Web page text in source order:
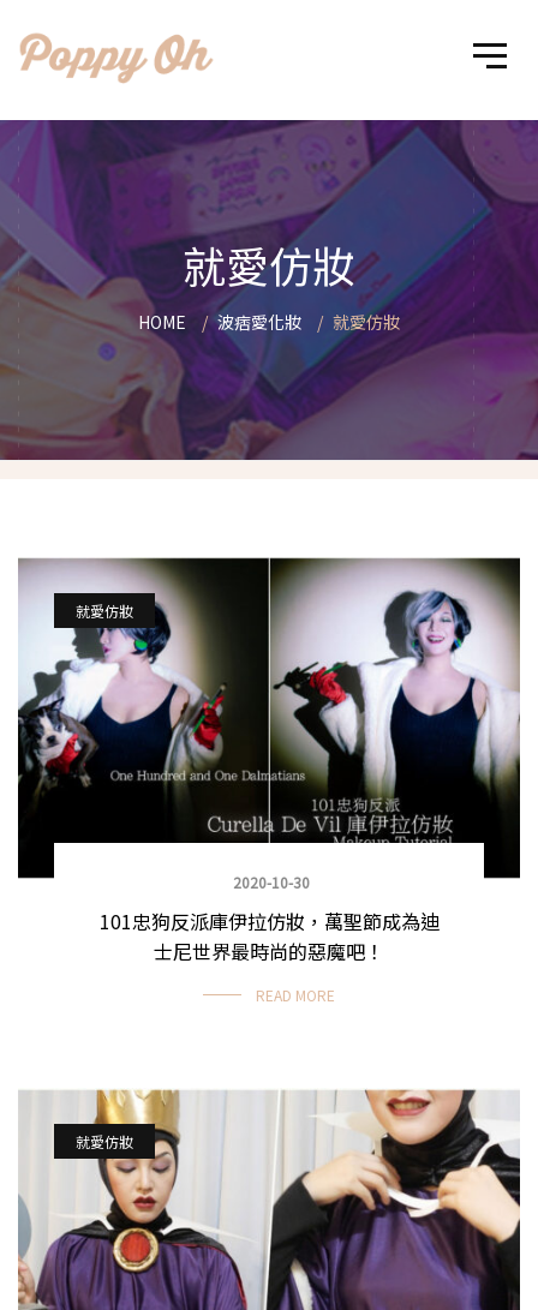
就愛仿妝
HOME 波痞愛化妝 就愛仿妝
就愛仿妝
2020-10-30
101忠狗反派庫伊拉仿妝，萬聖節成為迪
士尼世界最時尚的惡魔吧！
READ MORE
就愛仿妝